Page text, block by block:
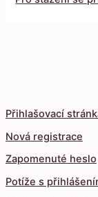
Přihlašovací
Nová registrace
Zapomenuté heslo
Potíže s